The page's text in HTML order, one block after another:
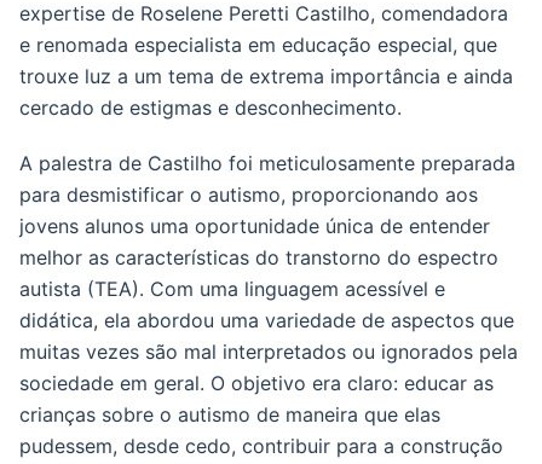
expertise de Roselene Peretti Castilho, comendadora
e renomada especialista em educação especial, que
trouxe luz a um tema de extrema importância e ainda
cercado de estigmas e desconhecimento.
A palestra de Castilho foi meticulosamente preparada
para desmistificar o autismo, proporcionando aos
jovens alunos uma oportunidade única de entender
melhor as características do transtorno do espectro
autista (TEA). Com uma linguagem acessível e
didática, ela abordou uma variedade de aspectos que
muitas vezes são mal interpretados ou ignorados pela
sociedade em geral. O objetivo era claro: educar as
crianças sobre o autismo de maneira que elas
pudessem, desde cedo, contribuir para a construção